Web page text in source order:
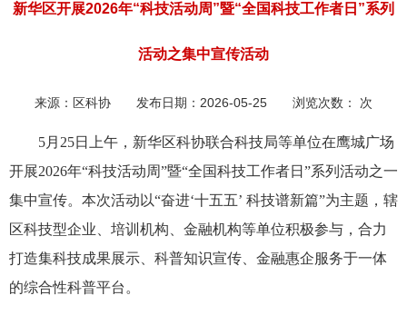
新华区开展2026年“科技活动周”暨“全国科技工作者日”系列
活动之集中宣传活动
来源： 区科协 发布日期： 2026-05-25 浏览次数： 次
5月25日上午，新华区科协联合科技局等单位在鹰城广场
开展2026年“科技活动周”暨“全国科技工作者日”系列活动之一
集中宣传。本次活动以“奋进‘十五五’ 科技谱新篇”为主题，辖
区科技型企业、培训机构、金融机构等单位积极参与，合力
打造集科技成果展示、科普知识宣传、金融惠企服务于一体
的综合性科普平台。